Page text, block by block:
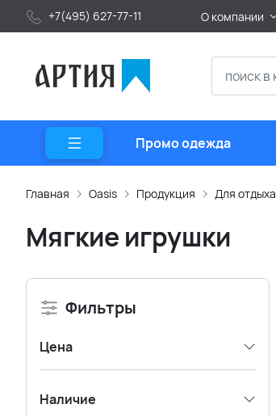
+7(495) 627-77-11 О компании
Промо одежда
Главная Oasis Продукция Для отдыха
Мягкие игрушки
Фильтры
Цена
Наличие